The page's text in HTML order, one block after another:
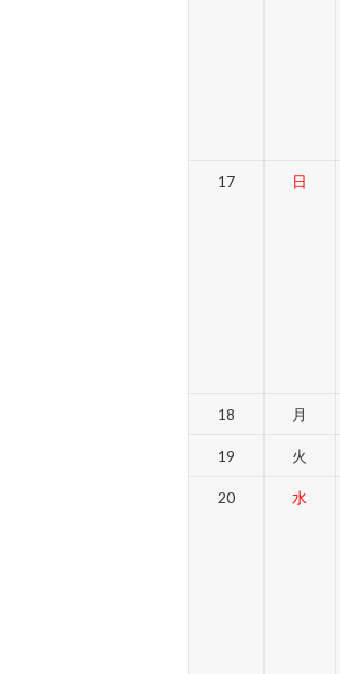
17 日
18 月
19 火
20 水